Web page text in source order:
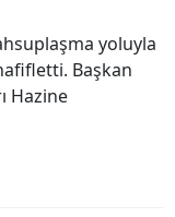
yoluyla
Başkan
Hazine